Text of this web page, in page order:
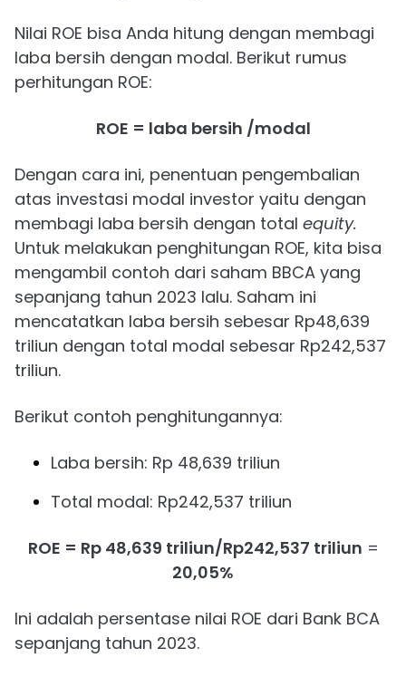
Nilai ROE bisa Anda hitung dengan membagi
laba bersih dengan modal. Berikut rumus
perhitungan ROE:
ROE = laba bersih /modal
Dengan cara ini, penentuan pengembalian
atas investasi modal investor yaitu dengan
membagi laba bersih dengan total equity.
Untuk melakukan penghitungan ROE, kita bisa
mengambil contoh dari saham BBCA yang
sepanjang tahun 2023 lalu. Saham ini
mencatatkan laba bersih sebesar Rp48,639
triliun dengan total modal sebesar Rp242,537
triliun.
Berikut contoh penghitungannya:
Laba bersih: Rp 48,639 triliun
Total modal: Rp242,537 triliun
ROE = Rp 48,639 triliun/Rp242,537 triliun =
20,05%
Ini adalah persentase nilai ROE dari Bank BCA
sepanjang tahun 2023.